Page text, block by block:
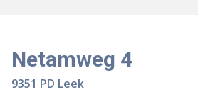
Netamweg 4
9351 PD Leek